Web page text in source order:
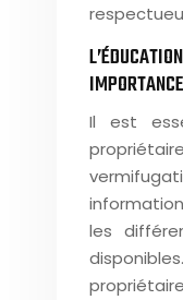
Il est
les